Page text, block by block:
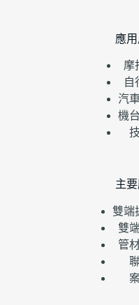
應
摩
自
汽
機
主
雙端
雙
管